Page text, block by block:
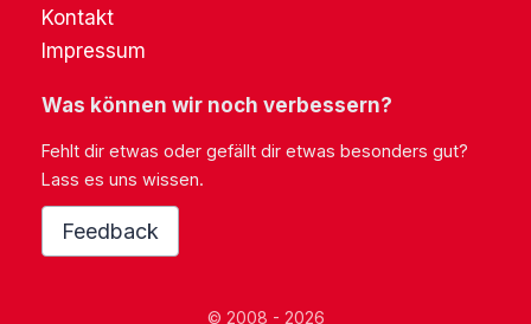
Kontakt
Impressum
Was können wir noch verbessern?
Fehlt dir etwas oder gefällt dir etwas besonders gut?
Lass es uns wissen.
Feedback
© 2008 - 2026